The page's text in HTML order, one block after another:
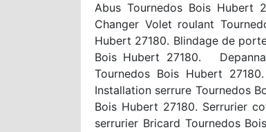
Abus Tournedos Bois Hubert
Changer Volet roulant
Hubert 27180. Blindage de
Bois Hubert 27180.
Tournedos Bois Hubert
Installation serrure Tournedos
Bois Hubert 27180. Serrurier
serrurier Bricard Tournedos